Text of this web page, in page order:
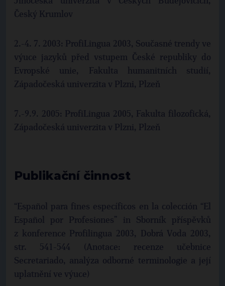
Český Krumlov
2.-4. 7. 2003: ProfiLingua 2003, Současné trendy ve
výuce jazyků před vstupem České republiky do
Evropské unie, Fakulta humanitních studií,
Západočeská univerzita v Plzni, Plzeň
7.-9.9. 2005: ProfiLingua 2005, Fakulta filozofická,
Západočeská univerzita v Plzni, Plzeň
Publikační činnost
“Español para fines específicos en la colección “El
Español por Profesiones” in Sborník příspěvků
z konference Profilingua 2003, Dobrá Voda 2003,
str. 541-544 (Anotace: recenze učebnice
Secretariado, analýza odborné terminologie a její
uplatnění ve výuce)